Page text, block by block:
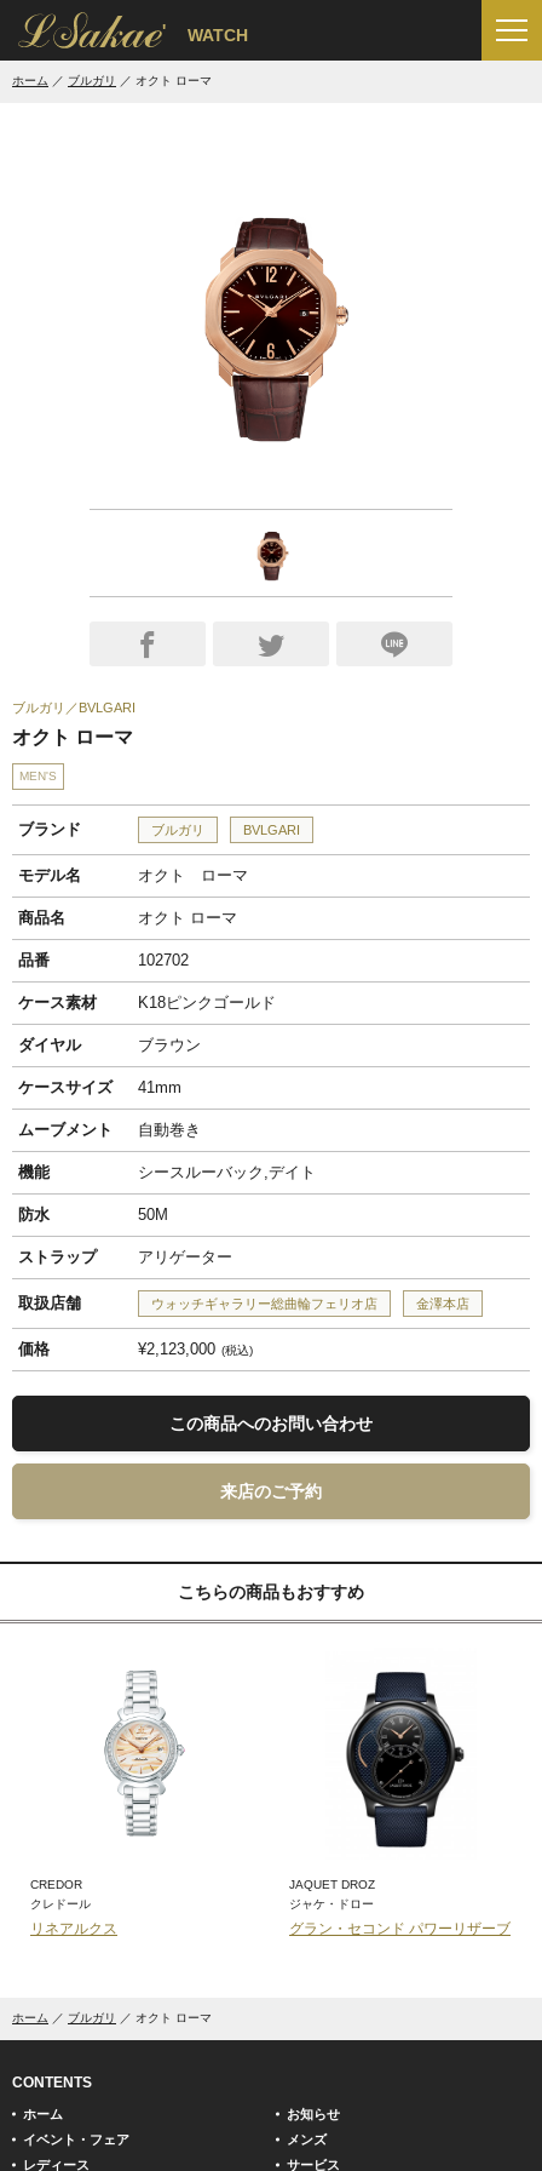
' WATCH
ホーム ブルガリ オクト ローマ
ブルガリ BVLGARI
オクト ローマ
MEN'S
ブランド ブルガリ BVLGARI
モデル名 オクト ローマ
商品名 オクト ローマ
品番 102702
ケース素材 K18ピンクゴールド
ダイヤル ブラウン
ケースサイズ 41mm
ムーブメント 自動巻き
機能 シースルーバック,デイト
防水 50M
ストラップ アリゲーター
取扱店舗 ウォッチギャラリー総曲輪フェリオ店 金澤本店
価格 ¥2,123,000 税込
この商品へのお問い合わせ
来店のご予約
こちらの商品もおすすめ
CREDOR
クレドール
リネアルクス
JAQUET DROZ
ジャケ・ドロー
グラン・セコンド パワーリザーブ
ホーム ブルガリ オクト ローマ
CONTENTS
ホーム
お知らせ
イベント・フェア
メンズ
レディース
サービス